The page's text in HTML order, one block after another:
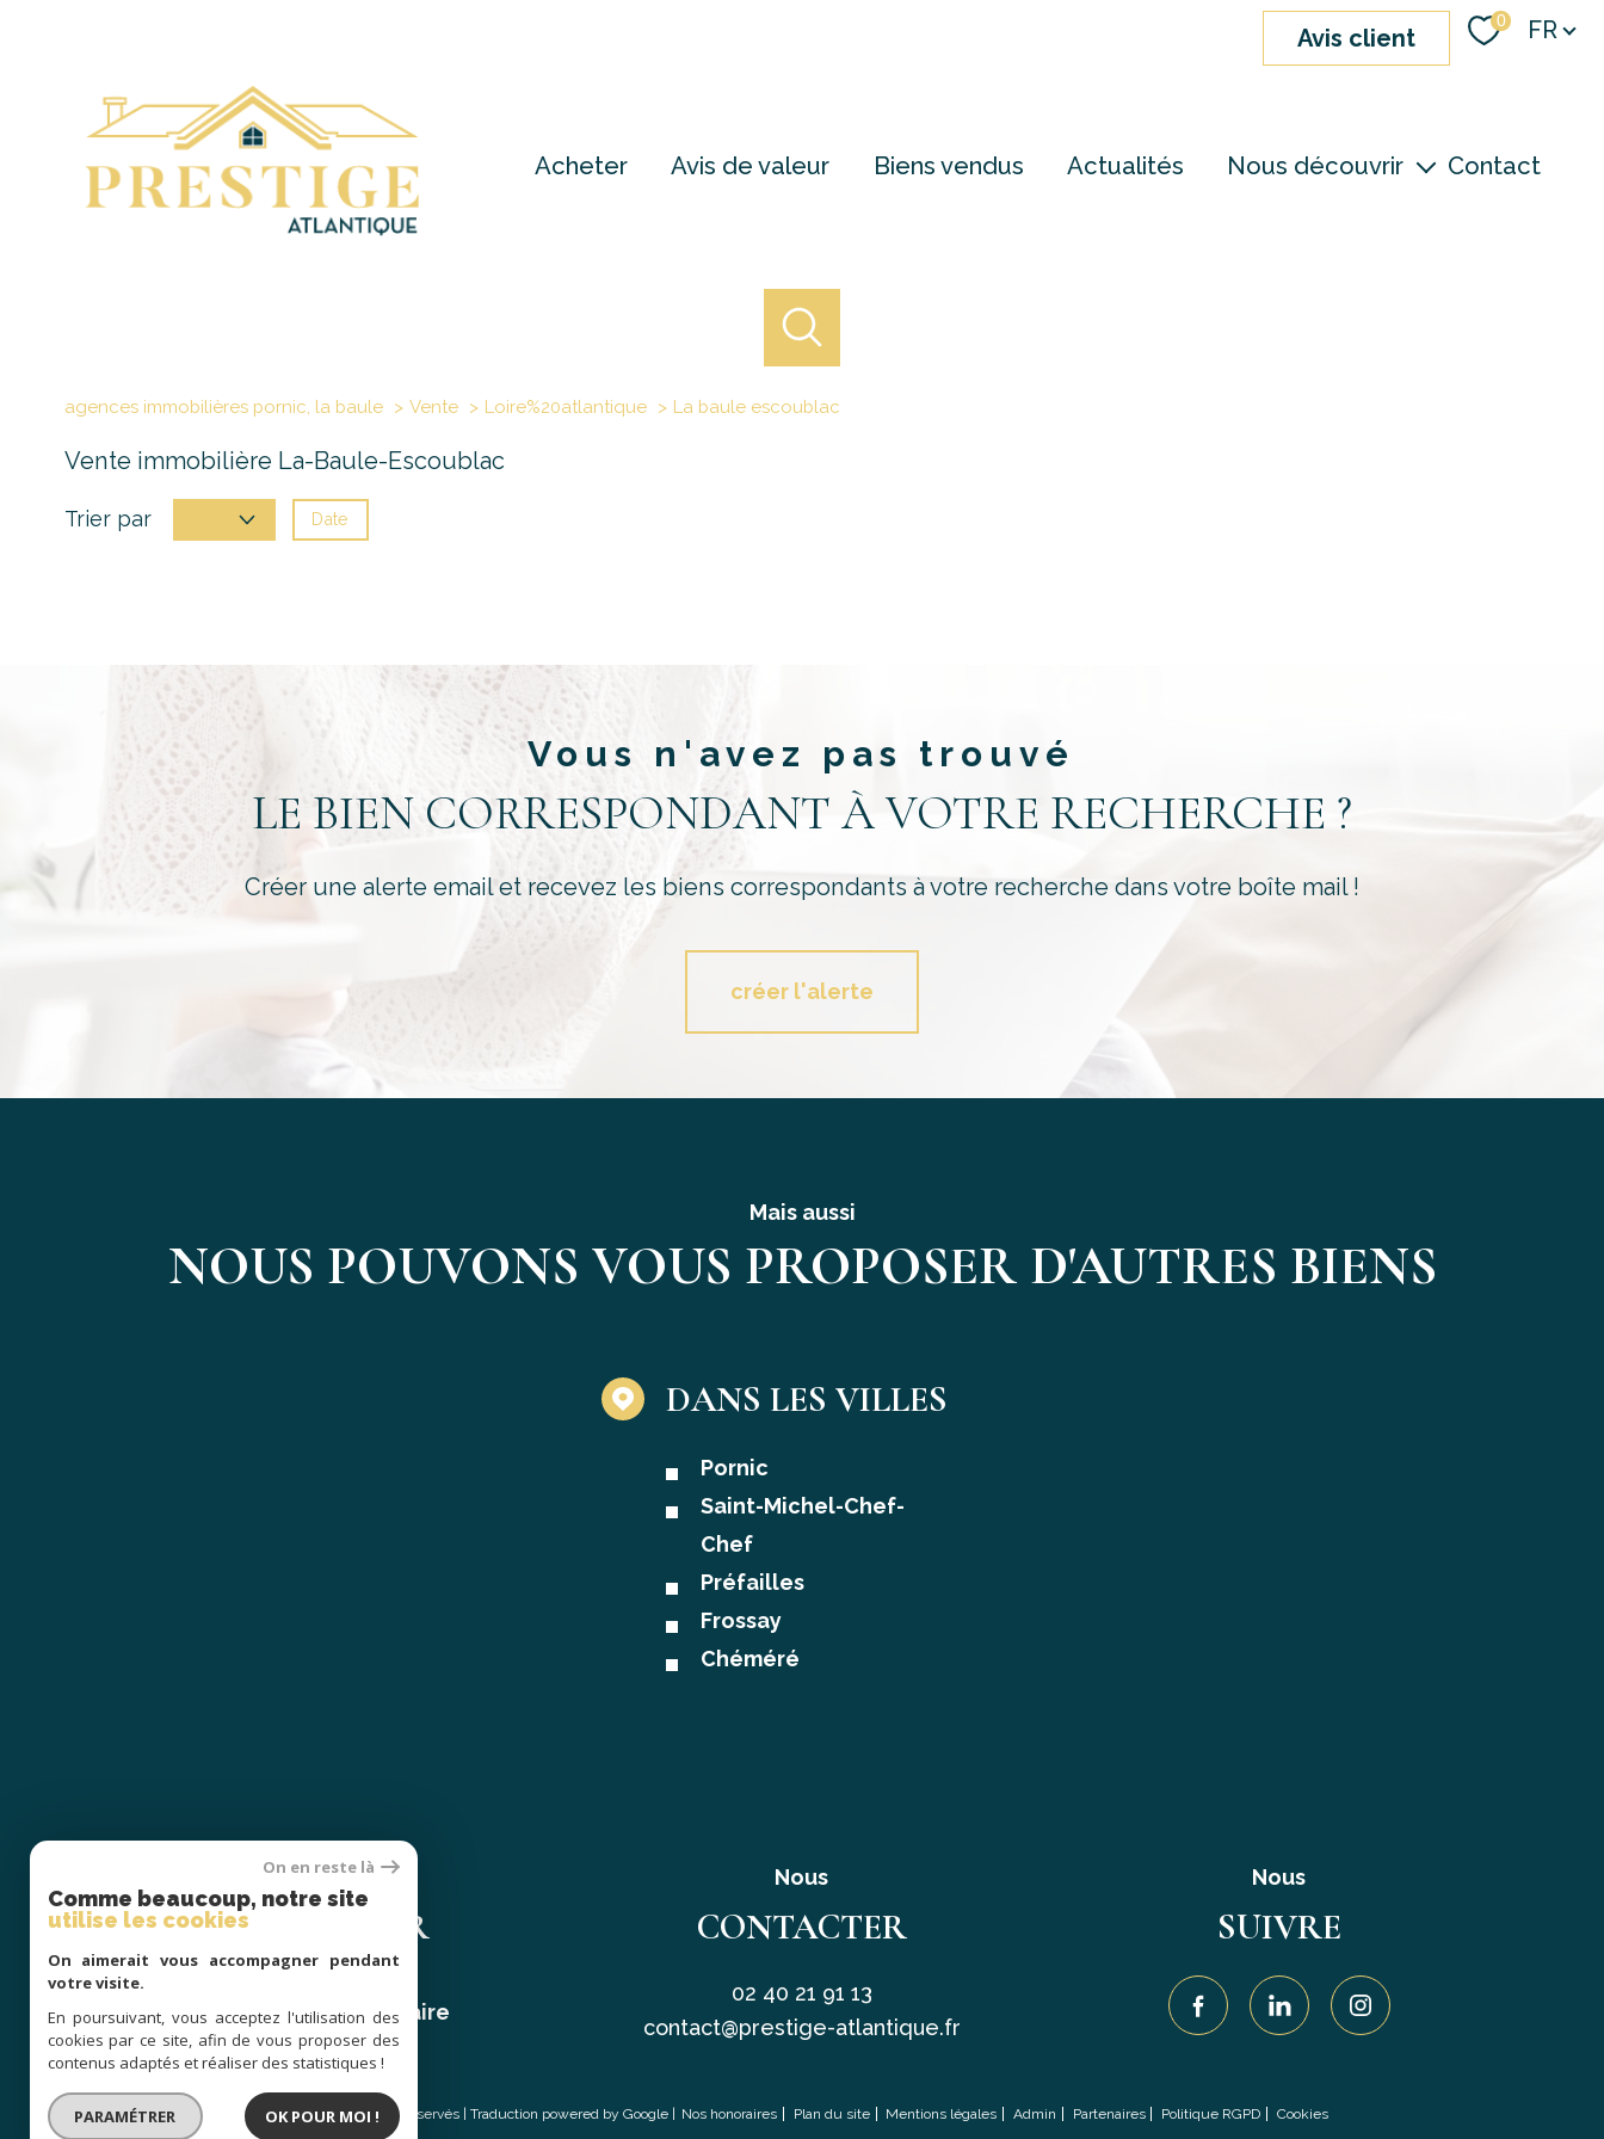
avis client
0 Langue
FR
Acheter Avis de valeur Biens vendus Actualités Nous découvrir Contact
agences immobilières pornic, la baule Vente Loire%20atlantique La baule escoublac
Vente immobilière La-Baule-Escoublac
Trier par Date
Vous n'avez pas trouvé
LE BIEN CORRESPONDANT À VOTRE RECHERCHE ?
Créer une alerte email et recevez les biens correspondants à votre recherche dans votre boîte mail !
créer l'alerte
Mais aussi
NOUS POUVONS VOUS PROPOSER D'AUTRES BIENS
DANS LES VILLES
Pornic
Saint-Michel-Chef-
Chef
Préfailles
Frossay
Chéméré
Se
CONNECTER
espace propriétaire
Nous
CONTACTER
02 40 21 91 13
contact@prestige-atlantique.fr
Nous
SUIVRE
© 2026 | Tous droits réservés | Traduction powered by Google | Nos honoraires Plan du site Mentions légales Admin Partenaires Politique RGPD Cookies
On en reste là
Comme beaucoup, notre site
utilise les cookies
On aimerait vous accompagner pendant
votre visite.
En poursuivant, vous acceptez l'utilisation des
cookies par ce site, afin de vous proposer des
contenus adaptés et réaliser des statistiques !
PARAMÉTRER OK POUR MOI !